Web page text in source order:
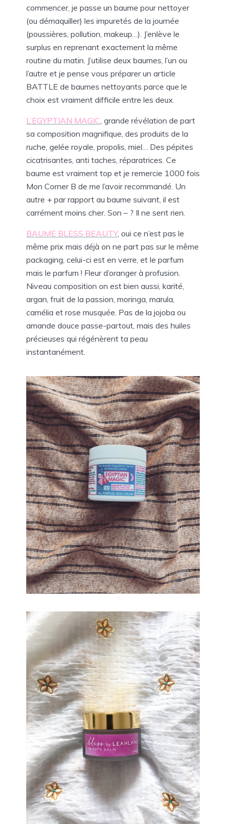
commencer, je passe un baume pour nettoyer
(ou démaquiller) les impuretés de la journée
(poussières, pollution, makeup…). J’enlève le
surplus en reprenant exactement la même
routine du matin. J’utilise deux baumes, l’un ou
l’autre et je pense vous préparer un article
BATTLE de baumes nettoyants parce que le
choix est vraiment difficile entre les deux.
L’EGYPTIAN MAGIC , grande révélation de part
sa composition magnifique, des produits de la
ruche, gelée royale, propolis, miel… Des pépites
cicatrisantes, anti taches, réparatrices. Ce
baume est vraiment top et je remercie 1000 fois
Mon Corner B de me l’avoir recommandé. Un
autre + par rapport au baume suivant, il est
carrément moins cher. Son – ? Il ne sent rien.
BAUME BLESS BEAUTY, oui ce n’est pas le
même prix mais déjà on ne part pas sur le même
packaging, celui-ci est en verre, et le parfum
mais le parfum ! Fleur d’oranger à profusion.
Niveau composition on est bien aussi, karité,
argan, fruit de la passion, moringa, marula,
camélia et rose musquée. Pas de la jojoba ou
amande douce passe-partout, mais des huiles
précieuses qui régénèrent ta peau
instantanément.